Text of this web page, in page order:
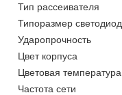
Тип рассеивателя
Типоразмер
Ударопрочность
Цвет корпуса
Цветовая температура
Частота сети